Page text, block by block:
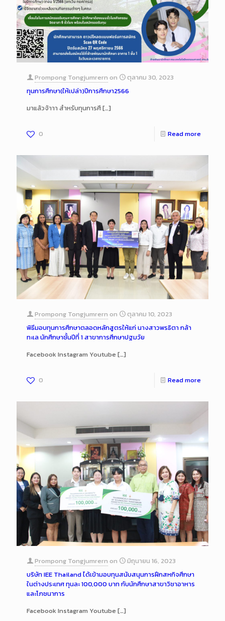
Prompong Tongjumrern on
ตุลาคม 30, 2023
ทุนการศึกษา(ให้เปล่า)ปีการศึกษา2566
มาแล้วจ้าาา สำหรับทุนการศึ[…]
0 Read more
Prompong Tongjumrern on
ตุลาคม 10, 2023
พิธีมอบทุนการศึกษาตลอดหลักสูตรให้แก่ นางสาวพรธิตา กล้า
ทะเล นักศึกษาชั้นปีที่ 1 สาขาการศึกษาปฐมวัย
Facebook Instagram Youtube […]
0 Read more
Prompong Tongjumrern on
มิถุนายน 16, 2023
บริษัท IEE Thailand ได้เข้ามอบทุนสนับสนุนการฝึกสหกิจศึกษา
ในต่างประเทศ ทุนละ 100,000 บาท กับนักศึกษาสาขาวิชาอาหาร
และโภชนาการ
Facebook Instagram Youtube […]